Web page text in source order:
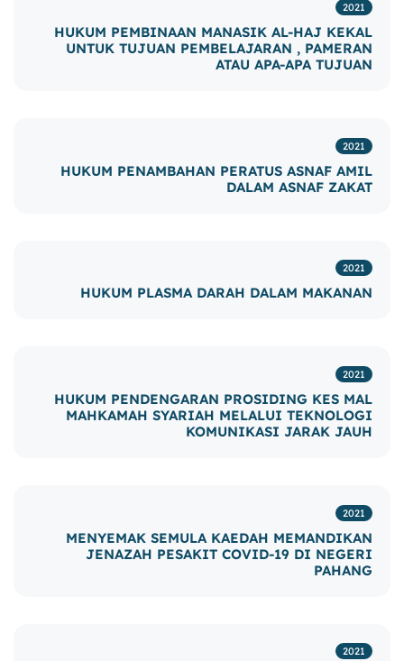
2021
HUKUM PEMBINAAN MANASIK AL-HAJ KEKAL
UNTUK TUJUAN PEMBELAJARAN , PAMERAN
ATAU APA-APA TUJUAN
2021
HUKUM PENAMBAHAN PERATUS ASNAF AMIL
DALAM ASNAF ZAKAT
2021
HUKUM PLASMA DARAH DALAM MAKANAN
2021
HUKUM PENDENGARAN PROSIDING KES MAL
MAHKAMAH SYARIAH MELALUI TEKNOLOGI
KOMUNIKASI JARAK JAUH
2021
MENYEMAK SEMULA KAEDAH MEMANDIKAN
JENAZAH PESAKIT COVID-19 DI NEGERI
PAHANG
2021